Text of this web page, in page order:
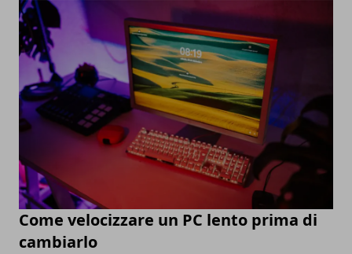
Come velocizzare un PC lento prima di
cambiarlo